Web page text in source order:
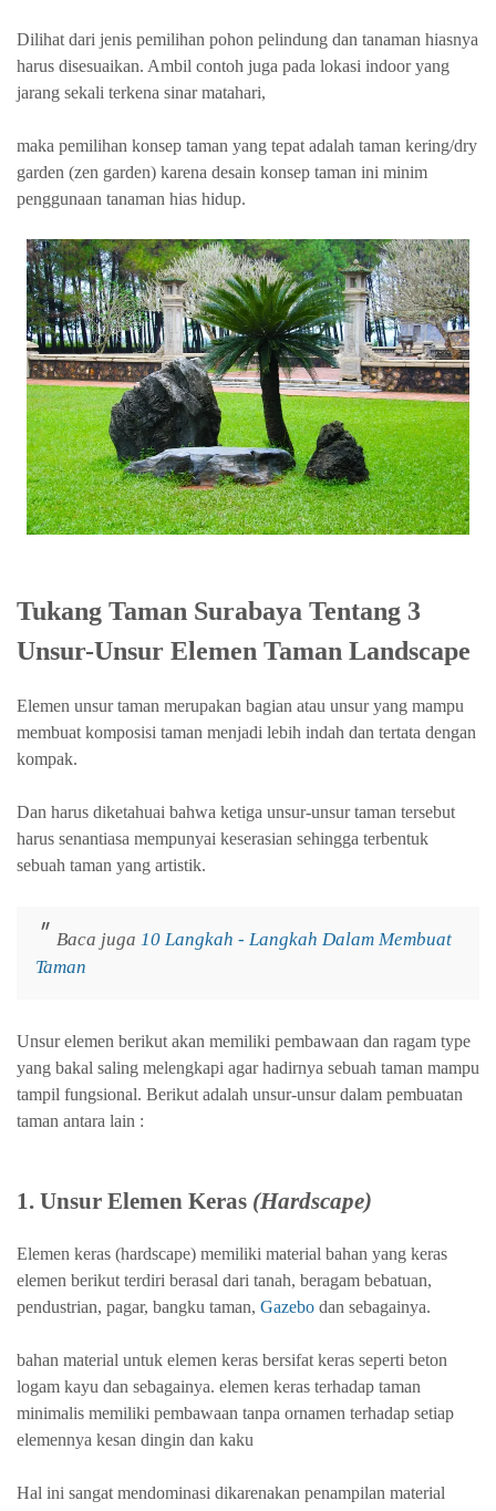
Dilihat dari jenis pemilihan pohon pelindung dan tanaman hiasnya
harus disesuaikan. Ambil contoh juga pada lokasi indoor yang
jarang sekali terkena sinar matahari,
maka pemilihan konsep taman yang tepat adalah taman kering/dry
garden (zen garden) karena desain konsep taman ini minim
penggunaan tanaman hias hidup.
Tukang Taman Surabaya Tentang 3
Unsur-Unsur Elemen Taman Landscape
Elemen unsur taman merupakan bagian atau unsur yang mampu
membuat komposisi taman menjadi lebih indah dan tertata dengan
kompak.
Dan harus diketahuai bahwa ketiga unsur-unsur taman tersebut
harus senantiasa mempunyai keserasian sehingga terbentuk
sebuah taman yang artistik.
Baca juga 10 Langkah - Langkah Dalam Membuat
Taman
Unsur elemen berikut akan memiliki pembawaan dan ragam type
yang bakal saling melengkapi agar hadirnya sebuah taman mampu
tampil fungsional. Berikut adalah unsur-unsur dalam pembuatan
taman antara lain :
1. Unsur Elemen Keras (Hardscape)
Elemen keras (hardscape) memiliki material bahan yang keras
elemen berikut terdiri berasal dari tanah, beragam bebatuan,
pendustrian, pagar, bangku taman, Gazebo dan sebagainya.
bahan material untuk elemen keras bersifat keras seperti beton
logam kayu dan sebagainya. elemen keras terhadap taman
minimalis memiliki pembawaan tanpa ornamen terhadap setiap
elemennya kesan dingin dan kaku
Hal ini sangat mendominasi dikarenakan penampilan material